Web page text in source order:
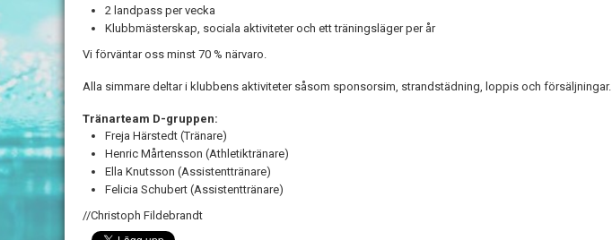
2 landpass per vecka
Klubbmästerskap, sociala aktiviteter och ett träningsläger per år
Vi förväntar oss minst 70 % närvaro.
Alla simmare deltar i klubbens aktiviteter såsom sponsorsim, strandstädning, loppis och försäljningar.
Tränarteam D-gruppen:
Freja Härstedt (Tränare)
Henric Mårtensson (Athletiktränare)
Ella Knutsson (Assistenttränare)
Felicia Schubert (Assistenttränare)
//Christoph Fildebrandt